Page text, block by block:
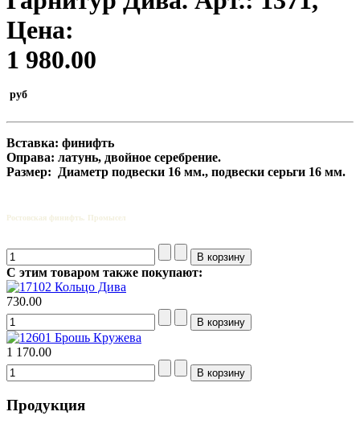
Цена:
1 980.00
руб
Вставка: финифть
Оправа: латунь, двойное серебрение.
Размер: Диаметр подвески 16 мм., подвески серьги 16 мм.
Ростовская финифть. Промысел
С этим товаром также покупают:
Кольцо Дива
730.00
Брошь Кружева
1 170.00
Продукция